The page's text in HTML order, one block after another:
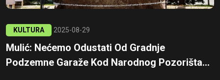
KULTURA 2025-08-29
Mulić: Nećemo Odustati Od Gradnje
Podzemne Garaže Kod Narodnog Pozorišta...